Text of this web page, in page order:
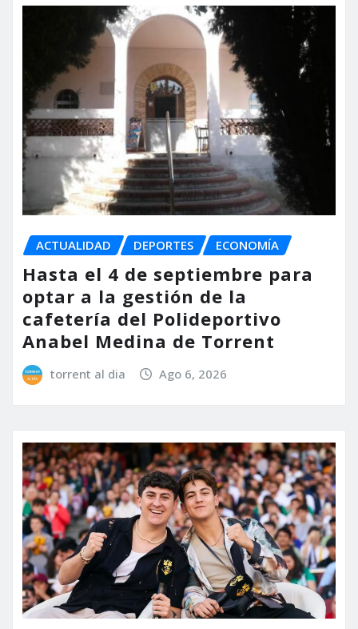
ACTUALIDAD DEPORTES ECONOMÍA
Hasta el 4 de septiembre para
optar a la gestión de la
cafetería del Polideportivo
Anabel Medina de Torrent
torrent al dia Ago 6, 2026